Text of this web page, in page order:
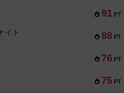
91 PT
88 PT
イト
76 PT
75 PT